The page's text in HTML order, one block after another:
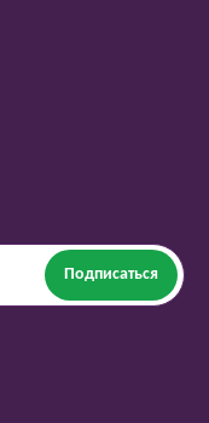
Подписаться